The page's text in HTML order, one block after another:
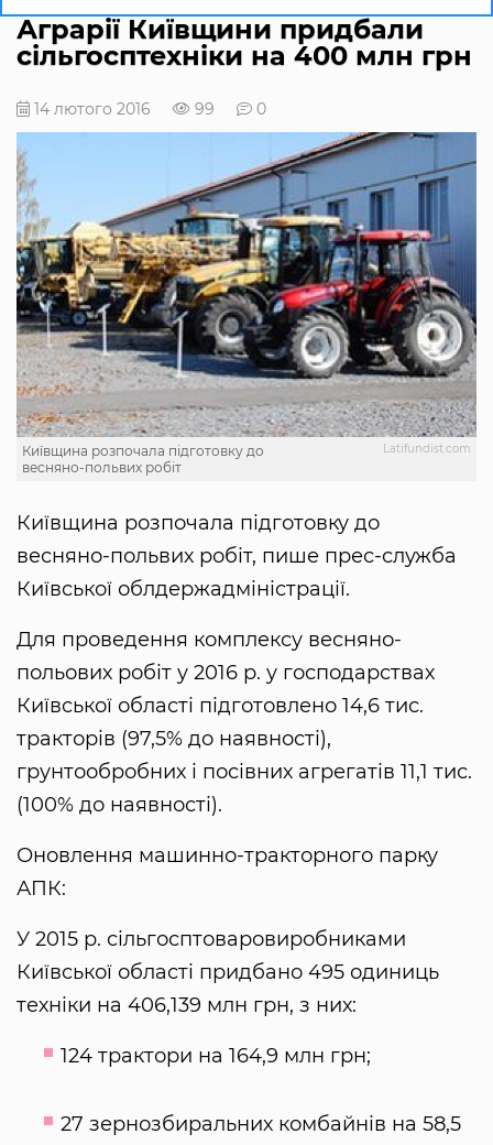
Аграрії Київщини придбали
сільгосптехніки на 400 млн грн
14 лютого 2016 99 0
Latifundist.com
Київщина розпочала підготовку до
весняно-польвих робіт
Київщина розпочала підготовку до
весняно-польвих робіт, пише прес-служба
Київської облдержадміністрації.
Для проведення комплексу весняно-
польових робіт у 2016 р. у господарствах
Київської області підготовлено 14,6 тис.
тракторів (97,5% до наявності),
грунтообробних і посівних агрегатів 11,1 тис.
(100% до наявності).
Оновлення машинно-тракторного парку
АПК:
У 2015 р. сільгосптоваровиробниками
Київської області придбано 495 одиниць
техніки на 406,139 млн грн, з них:
124 трактори на 164,9 млн грн;
27 зернозбиральних комбайнів на 58,5